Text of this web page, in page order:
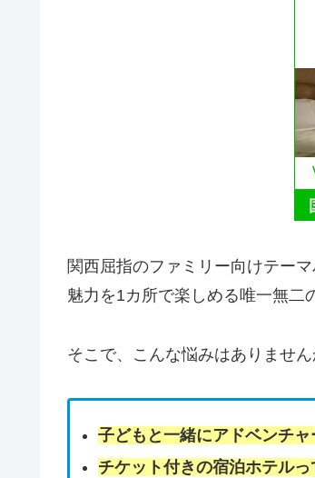
関西屈指のファミリー向けテー
魅力を1カ所で楽しめる唯一無二
そこで、こんな悩みはありません
子どもと一緒にアドベンチ
チケット付きの宿泊ホテル